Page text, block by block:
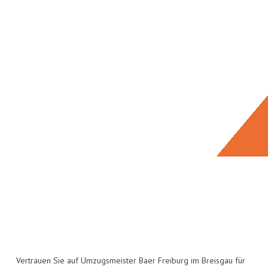
Vertrauen Sie auf Umzugsmeister Baer Freiburg im Breisgau für